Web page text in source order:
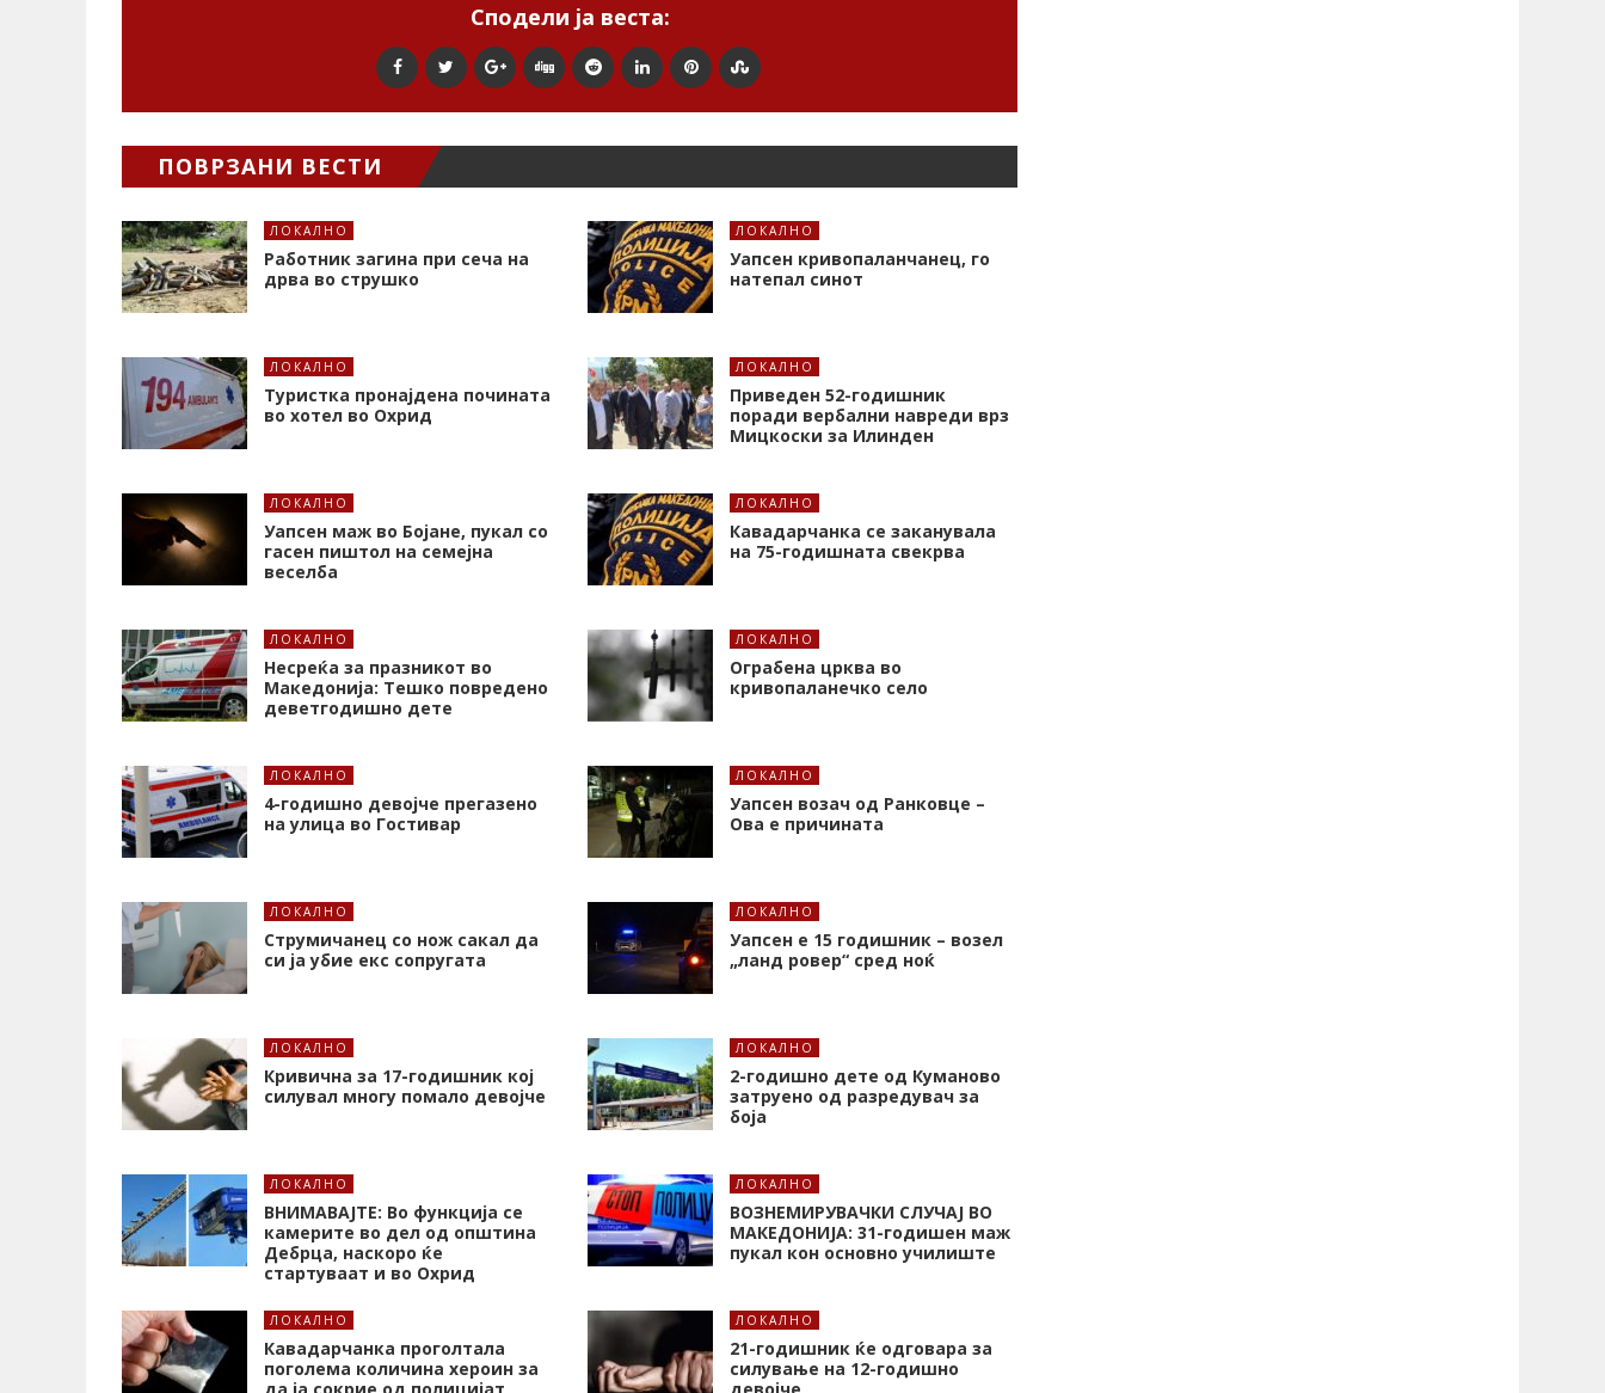
Сподели ја веста:
ПОВРЗАНИ ВЕСТИ
ЛОКАЛНО
Работник загина при сеча на
дрва во струшко
ЛОКАЛНО
Уапсен кривопаланчанец, го
натепал синот
ЛОКАЛНО
Туристка пронајдена почината
во хотел во Охрид
ЛОКАЛНО
Приведен 52-годишник
поради вербални навреди врз
Мицкоски за Илинден
ЛОКАЛНО
Уапсен маж во Бојане, пукал со
гасен пиштол на семејна
веселба
ЛОКАЛНО
Кавадарчанка се заканувала
на 75-годишната свекрва
ЛОКАЛНО
Несреќа за празникот во
Македонија: Тешко повредено
деветгодишно дете
ЛОКАЛНО
Ограбена црква во
кривопаланечко село
ЛОКАЛНО
4-годишно девојче прегазено
на улица во Гостивар
ЛОКАЛНО
Уапсен возач од Ранковце –
Ова е причината
ЛОКАЛНО
Струмичанец со нож сакал да
си ја убие екс сопругата
ЛОКАЛНО
Уапсен е 15 годишник – возел
„ланд ровер“ сред ноќ
ЛОКАЛНО
Кривична за 17-годишник кој
силувал многу помало девојче
ЛОКАЛНО
2-годишно дете од Куманово
затруено од разредувач за
боја
ЛОКАЛНО
ВНИМАВАЈТЕ: Во функција се
камерите во дел од општина
Дебрца, наскоро ќе
стартуваат и во Охрид
ЛОКАЛНО
ВОЗНЕМИРУВАЧКИ СЛУЧАЈ ВО
МАКЕДОНИЈА: 31-годишен маж
пукал кон основнo училиште
ЛОКАЛНО
Кавадарчанка проголтала
поголема количина хероин за
ЛОКАЛНО
21-годишник ќе одговара за
силување на 12-годишно